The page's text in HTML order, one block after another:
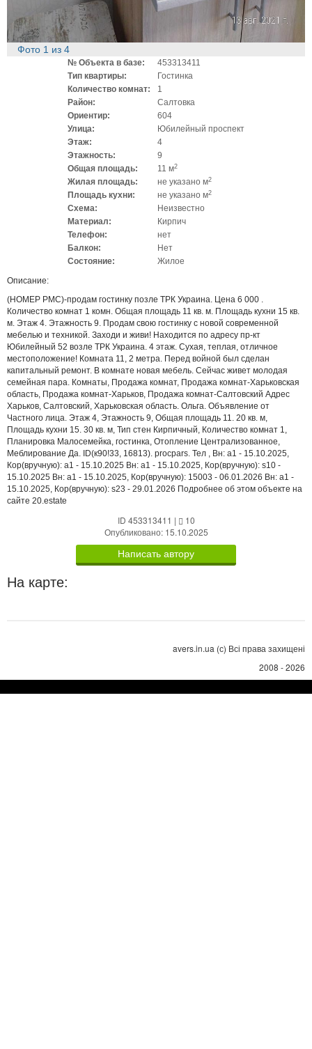
Фото 1 из 4
№ Объекта в базе:
453313411
Тип квартиры:
Гостинка
Количество комнат:
1
Район:
Салтовка
Ориентир:
604
Улица:
Юбилейный проспект
Этаж:
4
Этажность:
9
Общая площадь:
11 м2
Жилая площадь: не указано м2
Площадь кухни: не указано м2
Схема:
Неизвестно
Материал:
Кирпич
Телефон:
нет
Балкон:
Нет
Состояние:
Жилое
Описание:
(НОМЕР PMC)-продам гостинку позле ТРК Украина. Цена 6 000 .
Количество комнат 1 комн. Общая площадь 11 кв. м. Площадь кухни 15 кв.
м. Этаж 4. Этажность 9. Продам свою гостинку с новой современной
мебелью и техникой. Заходи и живи! Находится по адресу пр-кт
Юбилейный 52 возле ТРК Украина. 4 этаж. Сухая, теплая, отличное
местоположение! Комната 11, 2 метра. Перед войной был сделан
капитальный ремонт. В комнате новая мебель. Сейчас живет молодая
семейная пара. Комнаты, Продажа комнат, Продажа комнат-Харьковская
область, Продажа комнат-Харьков, Продажа комнат-Салтовский Адрес
Харьков, Салтовский, Харьковская область. Ольга. Объявление от
Частного лица. Этаж 4, Этажность 9, Общая площадь 11. 20 кв. м,
Площадь кухни 15. 30 кв. м, Тип стен Кирпичный, Количество комнат 1,
Планировка Малосемейка, гостинка, Отопление Централизованное,
Меблирование Да. ID(к90!33, 16813). procpars. Тел , Вн: a1 - 15.10.2025,
Кор(вручную): a1 - 15.10.2025 Вн: a1 - 15.10.2025, Кор(вручную): s10 -
15.10.2025 Вн: a1 - 15.10.2025, Кор(вручную): 15003 - 06.01.2026 Вн: a1 -
15.10.2025, Кор(вручную): s23 - 29.01.2026 Подробнее об этом объекте на
сайте 20.estate
ID 453313411 |
10
Опубликовано: 15.10.2025
Написать автору
На карте:
avers.in.ua (с) Всі права захищені
2008 - 2026